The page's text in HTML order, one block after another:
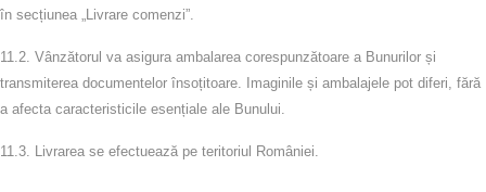
în secțiunea „Livrare comenzi”.
11.2. Vânzătorul va asigura ambalarea corespunzătoare a Bunurilor și
transmiterea documentelor însoțitoare. Imaginile și ambalajele pot diferi , fără
a afecta caracteristicile esențiale ale Bunului.
11.3. Livrarea se efectuează pe teritoriul României.